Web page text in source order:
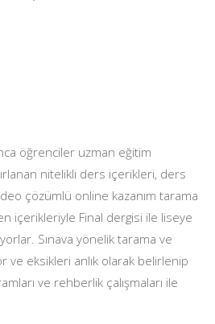
öğrenciler uzman eğitim
nitelikli ders içerikleri, ders
çözümlü online kazanım tarama
içerikleriyle Final dergisi ile liseye
Sınava yönelik tarama ve
ve eksikleri anlık olarak belirlenip
ve rehberlik çalışmaları ile